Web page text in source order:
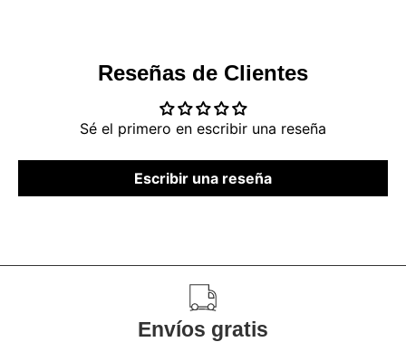
Reseñas de Clientes
Sé el primero en escribir una reseña
Escribir una reseña
Envíos gratis